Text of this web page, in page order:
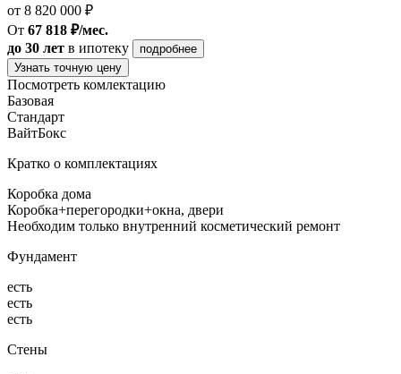
от 8 820 000 ₽
От 67 818 ₽/мес.
до 30 лет в ипотеку
подробнее
Узнать точную цену
Посмотреть комлектацию
Базовая
Стандарт
ВайтБокс
Кратко о комплектациях
Коробка дома
Коробка+перегородки+окна, двери
Необходим только внутренний косметический ремонт
Фундамент
есть
есть
есть
Стены